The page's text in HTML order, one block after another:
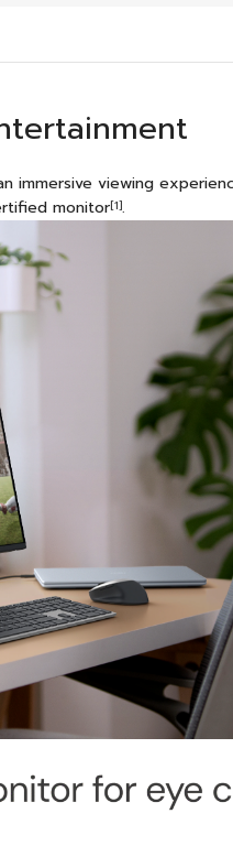
immersive viewing
monitor[1].